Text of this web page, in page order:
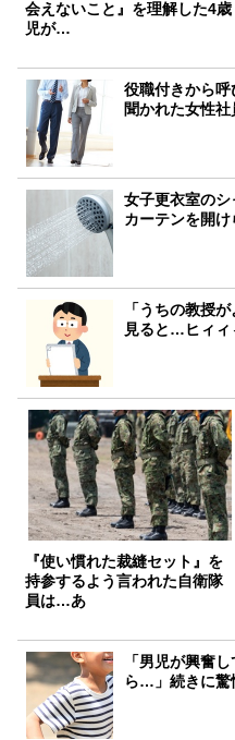
会えないこと』を理解した4歳
児が…
役職付きから
聞かれた女性社
女子更衣室の
カーテンを開け
「うちの教授
見ると…ヒィィ
『使い慣れた裁縫セット』を
持参するよう言われた自衛隊
員は…あ
「男児が興奮
ら…」続きに驚